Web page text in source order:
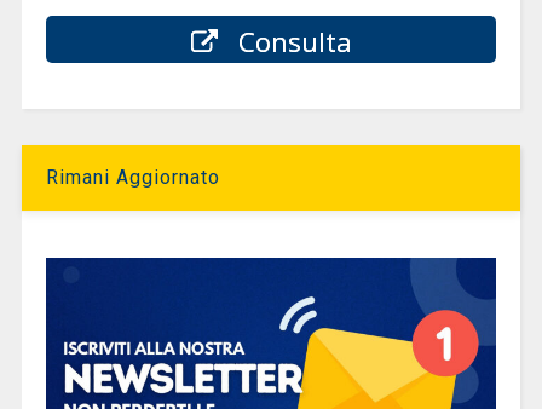
Consulta
Rimani Aggiornato